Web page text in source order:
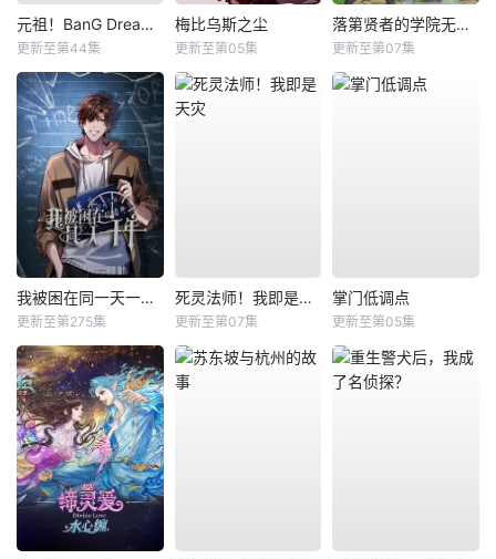
元祖！BanG Dream酱
更新至第44集
梅比乌斯之尘
更新至第05集
落第贤者的学院无双第二回转生，S等级作弊魔术师冒险记
更新至第07集
我被困在同一天一千年动态漫
更新至第275集
死灵法师！我即是天灾
更新至第07集
掌门低调点
更新至第05集